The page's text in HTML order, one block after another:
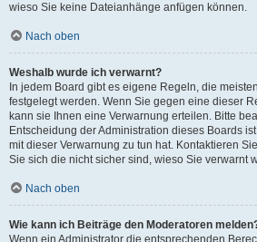
wieso Sie keine Dateianhänge anfügen können.
Nach oben
Weshalb wurde ich verwarnt?
In jedem Board gibt es eigene Regeln, die
festgelegt werden. Wenn Sie gegen eine dieser
kann sie Ihnen eine Verwarnung erteilen. Bitte
Entscheidung der Administration dieses Boards
mit dieser Verwarnung zu tun hat. Kontaktieren
Sie sich die nicht sicher sind, wieso Sie verwarnt
Nach oben
Wie kann ich Beiträge den Moderatoren
Wenn ein Administrator die entsprechenden